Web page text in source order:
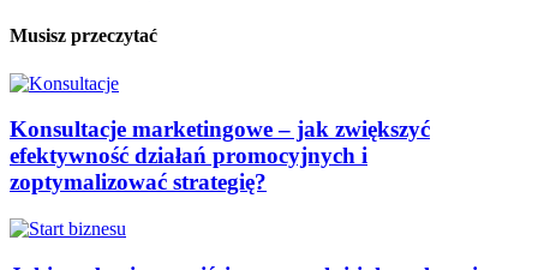
Musisz przeczytać
Konsultacje marketingowe – jak zwiększyć
efektywność działań promocyjnych i
zoptymalizować strategię?